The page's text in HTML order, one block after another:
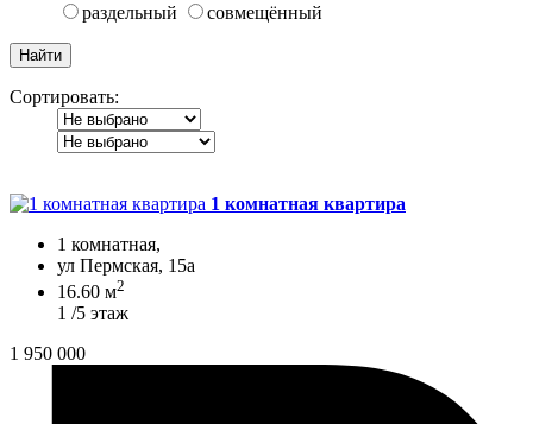
раздельный
совмещённый
Сортировать:
1 комнатная квартира
1 комнатная,
ул Пермская, 15а
16.60 м2
1 /5 этаж
1 950 000